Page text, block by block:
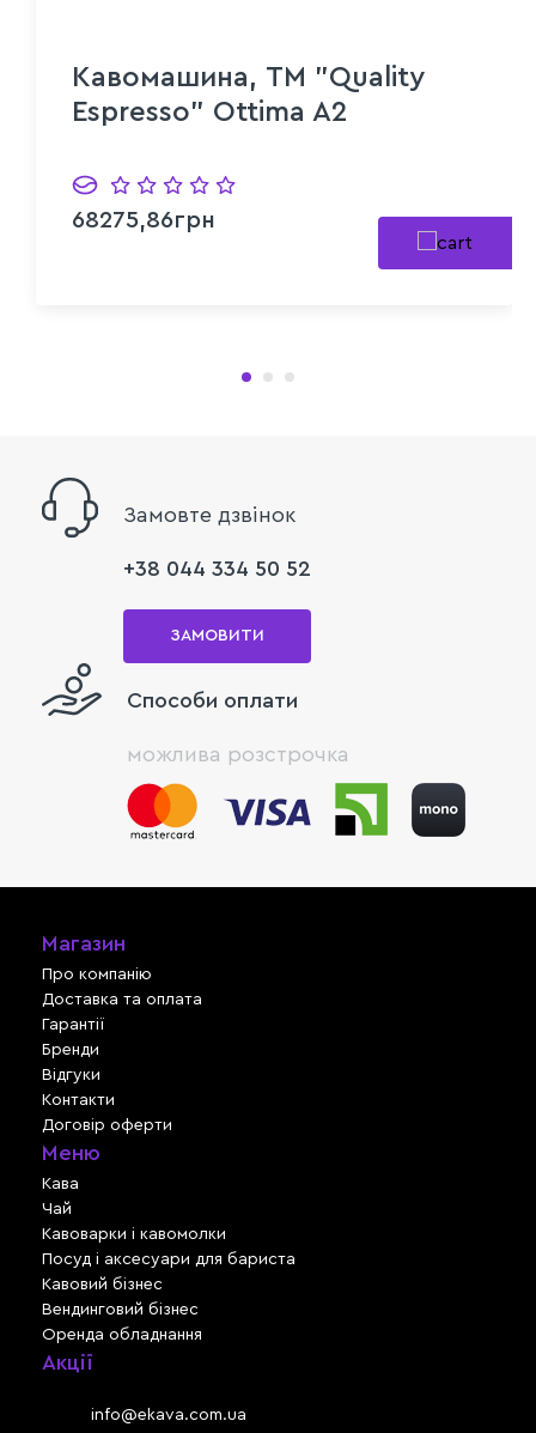
Кавомашина, TM "Quality
Espresso" Ottima A2
68275,86грн
Замовте дзвінок
+38 044 334 50 52
ЗАМОВИТИ
Способи оплати
можлива розстрочка
Магазин
Про компанію
Доставка та оплата
Гарантії
Бренди
Відгуки
Контакти
Договір оферти
Меню
Кава
Чай
Кавоварки і кавомолки
Посуд і аксесуари для бариста
Кавовий бізнес
Вендинговий бізнес
Оренда обладнання
Акції
info@ekava.com.ua